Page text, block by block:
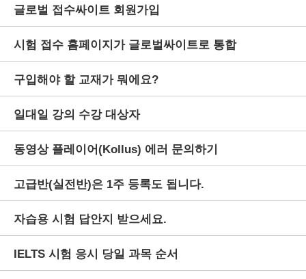
글로벌 접수싸이트 회원가입
시험 접수 홈페이지가 글로벌싸이트로 통합
구입해야 할 교재가 뭐에요?
일대일 강의 수강 대상자
동영상 플레이어(Kollus) 에러 문의하기
고급반(실전반)은 1주 등록도 됩니다.
자습용 시험 답안지 받으세요.
IELTS 시험 응시 당일 과목 순서